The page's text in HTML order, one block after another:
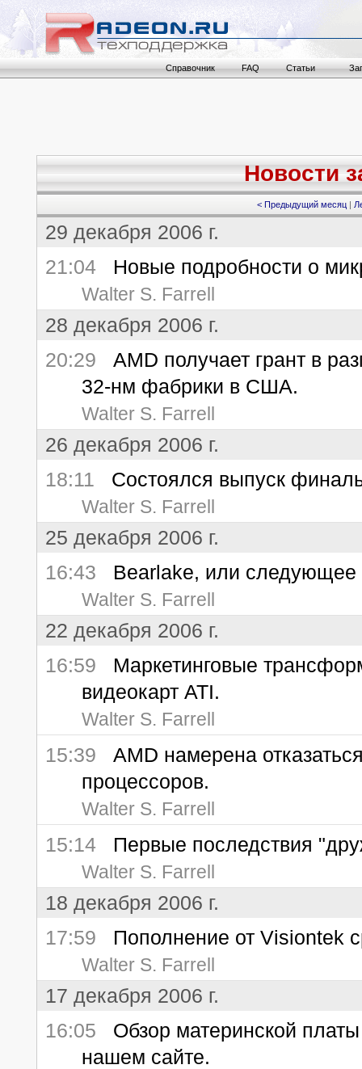
Справочник FAQ Статьи
Новости
< Предыдущий месяц |
29 декабря 2006 г.
21:04 Новые подробности о
Walter S. Farrell
28 декабря 2006 г.
20:29 AMD получает грант в
32-нм фабрики в США.
Walter S. Farrell
26 декабря 2006 г.
18:11 Состоялся выпуск
Walter S. Farrell
25 декабря 2006 г.
16:43 Bearlake, или следующее
Walter S. Farrell
22 декабря 2006 г.
16:59 Маркетинговые
видеокарт ATI.
Walter S. Farrell
15:39 AMD намерена
процессоров.
Walter S. Farrell
15:14 Первые последствия
Walter S. Farrell
18 декабря 2006 г.
17:59 Пополнение от Visiontek
Walter S. Farrell
17 декабря 2006 г.
16:05 Обзор материнской
нашем сайте.